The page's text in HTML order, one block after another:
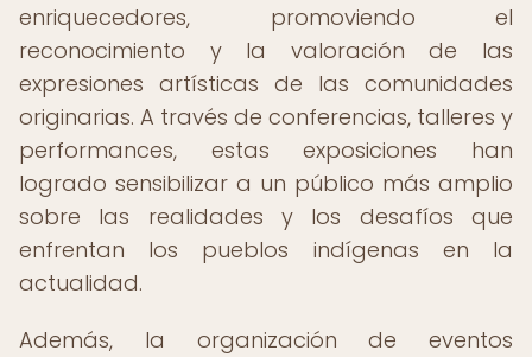
enriquecedores, promoviendo el
reconocimiento y la valoración de las
expresiones artísticas de las comunidades
originarias. A través de conferencias, talleres y
performances, estas exposiciones han
logrado sensibilizar a un público más amplio
sobre las realidades y los desafíos que
enfrentan los pueblos indígenas en la
actualidad.
Además, la organización de eventos